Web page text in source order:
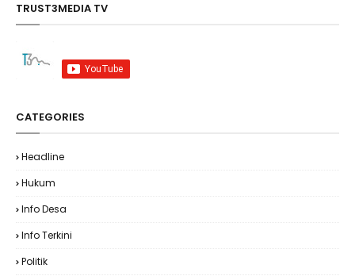
TRUST3MEDIA TV
CATEGORIES
Headline
Hukum
Info Desa
Info Terkini
Politik